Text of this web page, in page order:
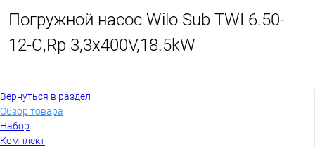
Погружной насос Wilo Sub TWI 6.50-
12-C,Rp 3,3x400V,18.5kW
Вернуться в раздел
Обзор товара
Набор
Комплект